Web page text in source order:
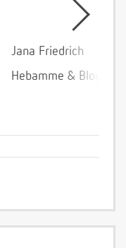
Jana Friedrich
Hebamme &